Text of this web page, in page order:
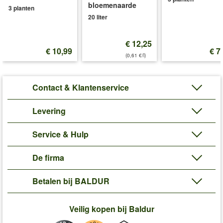
3 planten
€ 10,99
bloemenaarde
20 liter
€ 12,25
(0,61 €/l) €
Contact & Klantenservice
Levering
Service & Hulp
De firma
Betalen bij BALDUR
Veilig kopen bij Baldur